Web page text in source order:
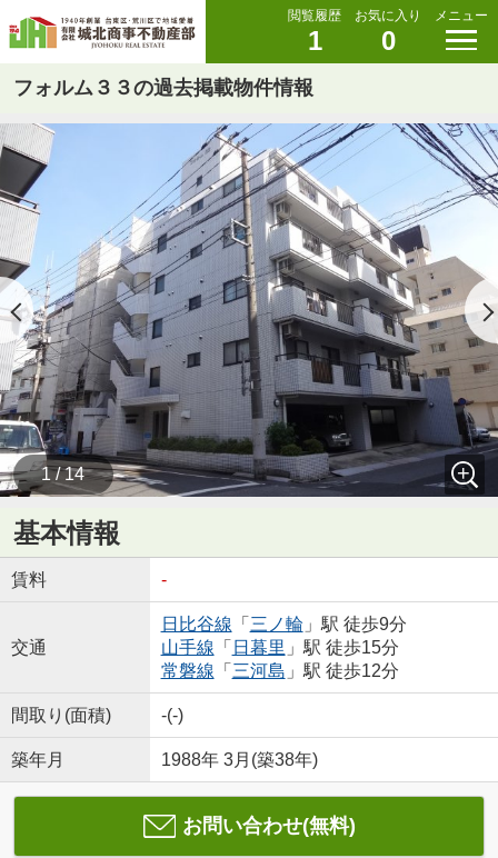
閲覧履歴
1
お気に入り
0
メニュー
フォルム３３の過去掲載物件情報
1 / 14
基本情報
賃料 -
交通
日比谷線 「 三ノ輪」駅 徒歩9分
山手線 「 日暮里 」駅 徒歩15分
常磐線 「 三河島 」駅 徒歩12分
間取り(面積) -(-)
築年月 1988年 3月(築38年)
お問い合わせ(無料)